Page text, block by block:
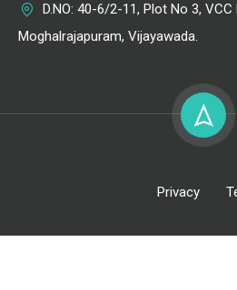
D.NO: 40-6/2-11, Plot No 3,
Moghalrajapuram, Vijayawada.
Privacy